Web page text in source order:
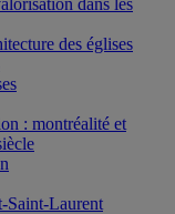
des églises
: montréalité et
Saint-Laurent